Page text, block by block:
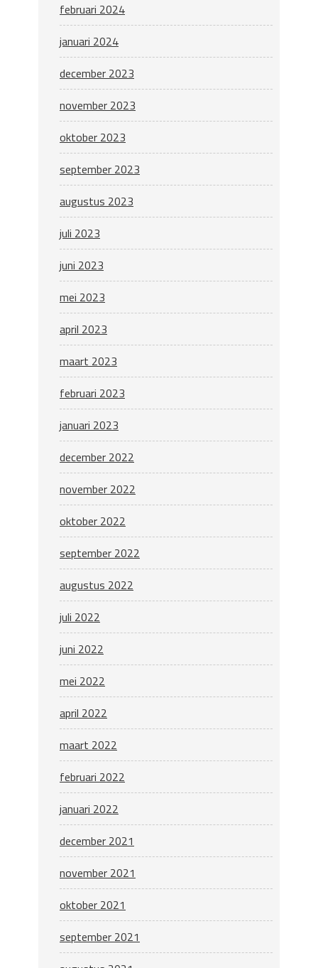
februari 2024
januari 2024
december 2023
november 2023
oktober 2023
september 2023
augustus 2023
juli 2023
juni 2023
mei 2023
april 2023
maart 2023
februari 2023
januari 2023
december 2022
november 2022
oktober 2022
september 2022
augustus 2022
juli 2022
juni 2022
mei 2022
april 2022
maart 2022
februari 2022
januari 2022
december 2021
november 2021
oktober 2021
september 2021